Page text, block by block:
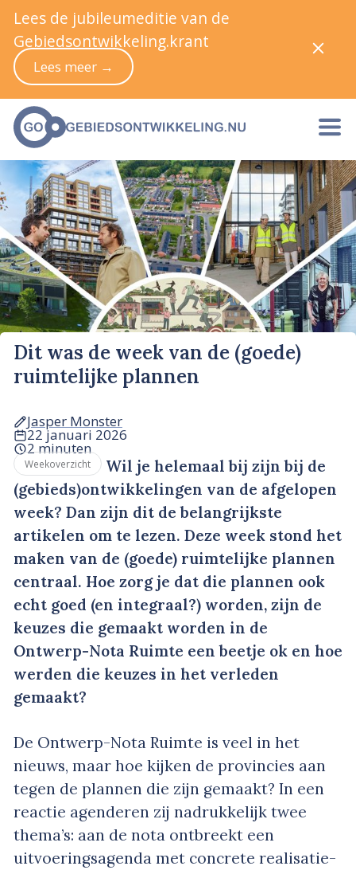
Dit was de week van de (goede)
ruimtelijke plannen
Jasper Monster
22 januari 2026
2 minuten
Weekoverzicht
Wil je helemaal bij zijn bij de
(gebieds)ontwikkelingen van de afgelopen
week? Dan zijn dit de belangrijkste
artikelen om te lezen. Deze week stond het
maken van de (goede) ruimtelijke plannen
centraal. Hoe zorg je dat die plannen ook
echt goed (en integraal?) worden, zijn de
keuzes die gemaakt worden in de
Ontwerp-Nota Ruimte een beetje ok en hoe
werden die keuzes in het verleden
gemaakt?
De Ontwerp-Nota Ruimte is veel in het
nieuws, maar hoe kijken de provincies aan
tegen de plannen die zijn gemaakt? In een
reactie agenderen zij nadrukkelijk twee
thema’s: aan de nota ontbreekt een
uitvoeringsagenda met concrete realisatie-
Lees de jubileumeditie van de
Gebiedsontwikkeling.krant
Lees meer →